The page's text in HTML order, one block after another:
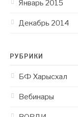
Январь 2015
Декабрь 2014
РУБРИКИ
БФ Харысхал
Вебинары